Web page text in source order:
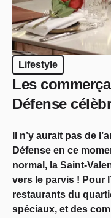
Lifestyle
Les
Défense
Il n’y aurait pas de
Défense en ce
normal, la Saint-
vers le parvis ! Pour
restaurants du
spéciaux, et des